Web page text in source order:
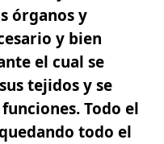
órganos y
y bien
el cual se
tejidos y se
Todo el
todo el